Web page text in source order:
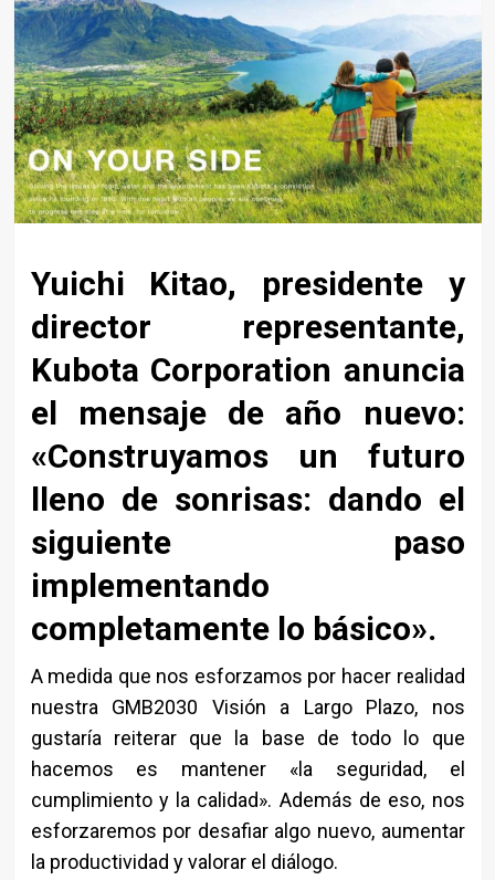
Yuichi Kitao, presidente y
director representante,
Kubota Corporation anuncia
el mensaje de año nuevo:
«Construyamos un futuro
lleno de sonrisas: dando el
siguiente paso
implementando
completamente lo básico».
A medida que nos esforzamos por hacer realidad
nuestra GMB2030 Visión a Largo Plazo, nos
gustaría reiterar que la base de todo lo que
hacemos es mantener «la seguridad, el
cumplimiento y la calidad». Además de eso, nos
esforzaremos por desafiar algo nuevo, aumentar
la productividad y valorar el diálogo.